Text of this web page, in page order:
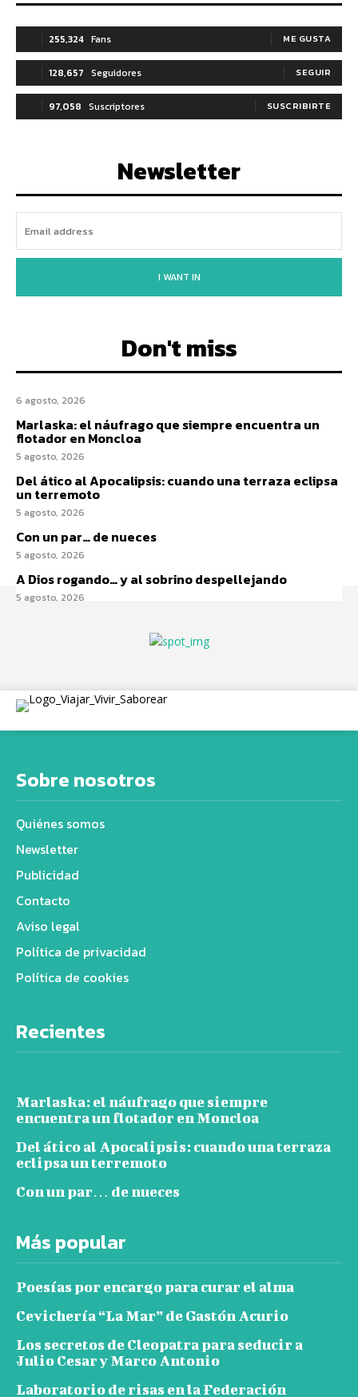
255,324 Fans ME GUSTA
128,657 Seguidores SEGUIR
97,058 Suscriptores SUSCRIBIRTE
Newsletter
I WANT IN
Don't miss
6 agosto, 2026
Marlaska: el náufrago que siempre encuentra un
flotador en Moncloa
5 agosto, 2026
Del ático al Apocalipsis: cuando una terraza eclipsa
un terremoto
5 agosto, 2026
Con un par… de nueces
5 agosto, 2026
A Dios rogando… y al sobrino despellejando
5 agosto, 2026
Sobre nosotros
Quiénes somos
Newsletter
Publicidad
Contacto
Aviso legal
Política de privacidad
Política de cookies
Recientes
Marlaska: el náufrago que siempre
encuentra un flotador en Moncloa
Del ático al Apocalipsis: cuando una terraza
eclipsa un terremoto
Con un par… de nueces
Más popular
Poesías por encargo para curar el alma
Cevichería “La Mar” de Gastón Acurio
Los secretos de Cleopatra para seducir a
Julio Cesar y Marco Antonio
Laboratorio de risas en la Federación